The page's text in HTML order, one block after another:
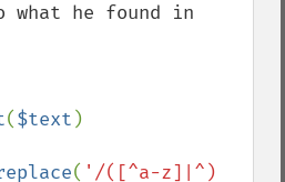
he found in
($text )
( '/([^a-z]|^)